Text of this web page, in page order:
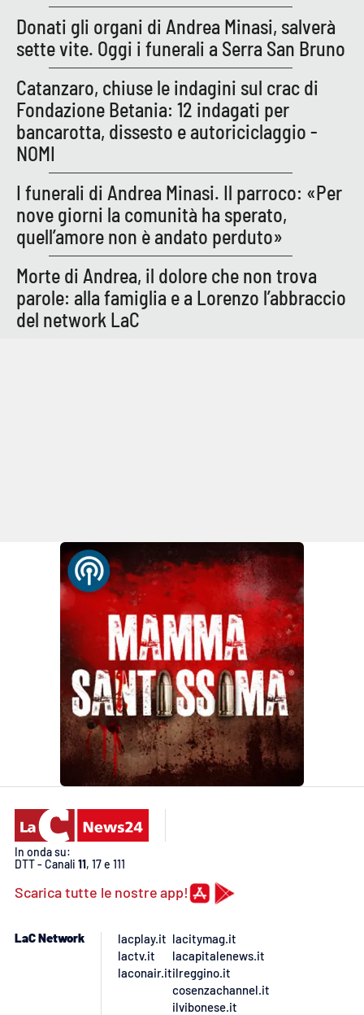
Donati gli organi di Andrea Minasi, salverà
sette vite. Oggi i funerali a Serra San Bruno
Catanzaro, chiuse le indagini sul crac di
Fondazione Betania: 12 indagati per
bancarotta, dissesto e autoriciclaggio -
NOMI
I funerali di Andrea Minasi. Il parroco: «Per
nove giorni la comunità ha sperato,
quell’amore non è andato perduto»
Morte di Andrea, il dolore che non trova
parole: alla famiglia e a Lorenzo l’abbraccio
del network LaC
In onda su:
DTT - Canali 11, 17 e 111
Scarica tutte le nostre app!
LaC Network
lacplay.it
lactv.it
laconair.it
lacitymag.it
lacapitalenews.it
ilreggino.it
cosenzachannel.it
ilvibonese.it